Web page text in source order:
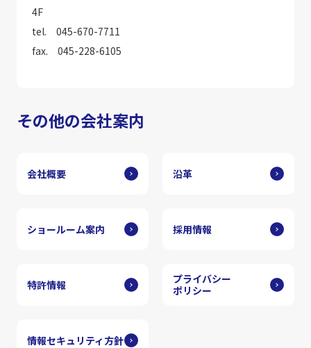
4F
tel. 045-670-7711
fax. 045-228-6105
その他の会社案内
会社概要 沿革
ショールーム案内 採用情報
特許情報
プライバシー
ポリシー
情報セキュリティ方針